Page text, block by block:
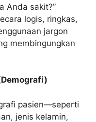
Anda sakit?”
logis, ringkas,
jargon
membingungkan
pasien—seperti
jenis kelamin,